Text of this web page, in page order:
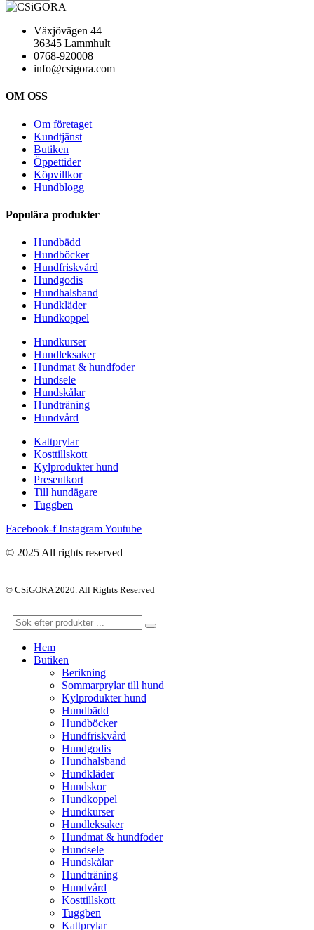
Växjövägen 44
36345 Lammhult
0768-920008
info@csigora.com
OM OSS
Om företaget
Kundtjänst
Butiken
Öppettider
Köpvillkor
Hundblogg
Populära produkter
Hundbädd
Hundböcker
Hundfriskvård
Hundgodis
Hundhalsband
Hundkläder
Hundkoppel
Hundkurser
Hundleksaker
Hundmat & hundfoder
Hundsele
Hundskålar
Hundträning
Hundvård
Kattprylar
Kosttillskott
Kylprodukter hund
Presentkort
Till hundägare
Tuggben
Facebook-f InstagramYoutube
© 2025 All rights reserved
© CSiGORA 2020. All Rights Reserved
Hem
Butiken
Berikning
Sommarprylar till hund
Kylprodukter hund
Hundbädd
Hundböcker
Hundfriskvård
Hundgodis
Hundhalsband
Hundkläder
Hundskor
Hundkoppel
Hundkurser
Hundleksaker
Hundmat & hundfoder
Hundsele
Hundskålar
Hundträning
Hundvård
Kosttillskott
Tuggben
Kattprylar